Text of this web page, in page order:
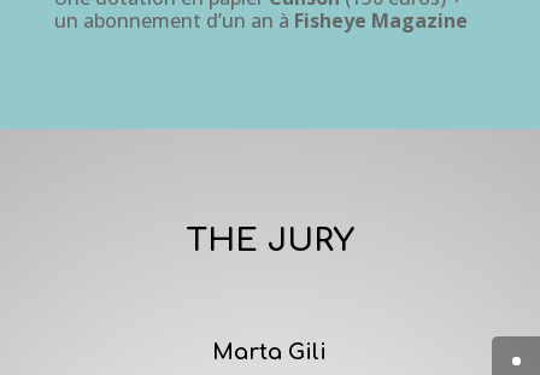
un abonnement d’un an à Fisheye Magazine
THE JURY
Marta Gili